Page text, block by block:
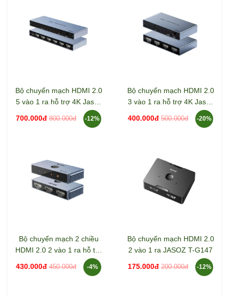
Bộ chuyển mạch HDMI 2.0
5 vào 1 ra hỗ trợ 4K Jasoz
700.000đ 800.000đ -12%
Bộ chuyển mạch HDMI 2.0
3 vào 1 ra hỗ trợ 4K Jasoz
400.000đ 500.000đ -20%
Bộ chuyển mạch 2 chiều
HDMI 2.0 2 vào 1 ra hỗ trợ
8K Jasoz T-G175
430.000đ 450.000đ -4%
Bộ chuyển mạch HDMI 2.0
2 vào 1 ra JASOZ T-G147
175.000đ 200.000đ -12%